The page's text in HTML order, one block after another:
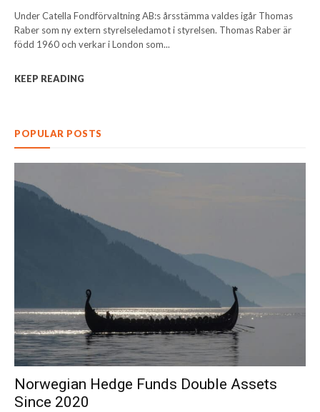
Under Catella Fondförvaltning AB:s årsstämma valdes igår Thomas
Raber som ny extern styrelseledamot i styrelsen. Thomas Raber är
född 1960 och verkar i London som...
KEEP READING
POPULAR POSTS
Norwegian Hedge Funds Double Assets
Since 2020